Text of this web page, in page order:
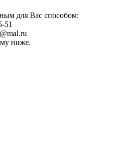
для Вас способом:
51
ниже.